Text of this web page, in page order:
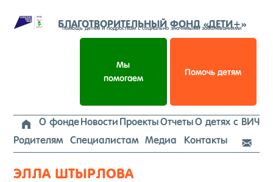
к
содержимому
БЛАГОТВОРИТЕЛЬНЫЙ ФОНД «ДЕТИ+»
помощь детям и подросткам с социально значимыми заболеваниями
Мы
помогаем
Помочь детям
 О фондеНовости ПроектыОтчетыО детях с ВИЧ
Родителям
Специалистам Медиа Контакты 
ЭЛЛА ШТЫРЛОВА